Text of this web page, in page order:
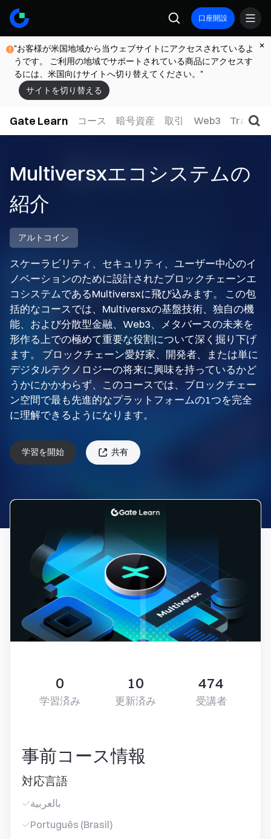
口座開設
"お客様が米国地域から当ウェブサイトにアクセスされているよ
うです。 ご利用の地域でサポートされている商品にアクセスす
るには、米国向けサイトへ切り替えてください。"
サイトを切り替える
Gate Learn コース 暗号資産 取引 Web3 TradFi
Multiversxエコシステムの
紹介
アルトコイン
スケーラビリティ、セキュリティ、ユーザー中心のイ
ノベーションのために設計されたブロックチェーンエ
コシステムであるMultiversxに飛び込みます。 この包
括的なコースでは、Multiversxの基盤技術、独自の機
能、および分散型金融、Web3、メタバースの未来を
形作る上での極めて重要な役割について深く掘り下げ
ます。 ブロックチェーン愛好家、開発者、または単に
デジタルテクノロジーの将来に興味を持っているかど
うかにかかわらず、このコースでは、ブロックチェー
ン空間で最も先進的なプラットフォームの1つを完全
に理解できるようになります。
学習を開始 共有
0
学習済み
10
更新済み
474
受講者
事前コース情報
対応言語
بالعربية
Português (Brasil)